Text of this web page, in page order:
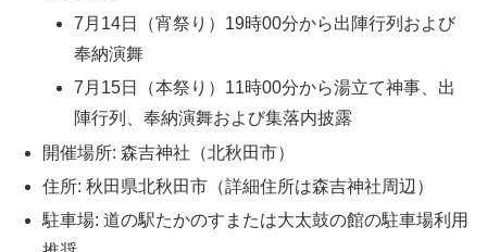
7月14日（宵祭り）19時00分から出陣行列および
奉納演舞
7月15日（本祭り）11時00分から湯立て神事、出
陣行列、奉納演舞および集落内披露
開催場所: 森吉神社（北秋田市）
住所: 秋田県北秋田市（詳細住所は森吉神社周辺）
駐車場: 道の駅たかのすまたは大太鼓の館の駐車場利用